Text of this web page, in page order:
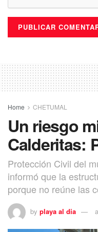
Home CHETUMAL
Un riesgo
Calderitas:
Protección Civil del
informó que la
porque no reúne las
by playa al dia